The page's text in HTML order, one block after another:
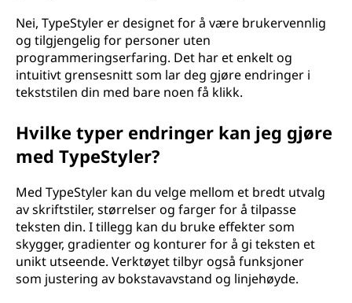
Nei, TypeStyler er designet for å være brukervennlig
og tilgjengelig for personer uten
programmeringserfaring. Det har et enkelt og
intuitivt grensesnitt som lar deg gjøre endringer i
tekststilen din med bare noen få klikk.
Hvilke typer endringer kan jeg gjøre
med TypeStyler?
Med TypeStyler kan du velge mellom et bredt utvalg
av skriftstiler, størrelser og farger for å tilpasse
teksten din. I tillegg kan du bruke effekter som
skygger, gradienter og konturer for å gi teksten et
unikt utseende. Verktøyet tilbyr også funksjoner
som justering av bokstavavstand og linjehøyde.